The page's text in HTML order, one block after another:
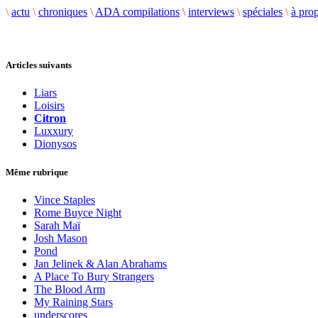
\ actu \ chroniques \ ADA compilations \ interviews \ spéciales \ à
Articles suivants
Liars
Loisirs
Citron
Luxxury
Dionysos
Même rubrique
Vince Staples
Rome Buyce Night
Sarah Maï
Josh Mason
Pond
Jan Jelinek & Alan Abrahams
A Place To Bury Strangers
The Blood Arm
My Raining Stars
underscores